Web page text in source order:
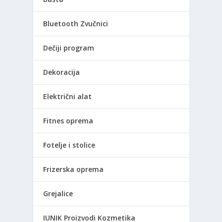
Bluetooth Zvučnici
Dečiji program
Dekoracija
Električni alat
Fitnes oprema
Fotelje i stolice
Frizerska oprema
Grejalice
IUNIK Proizvodi Kozmetika